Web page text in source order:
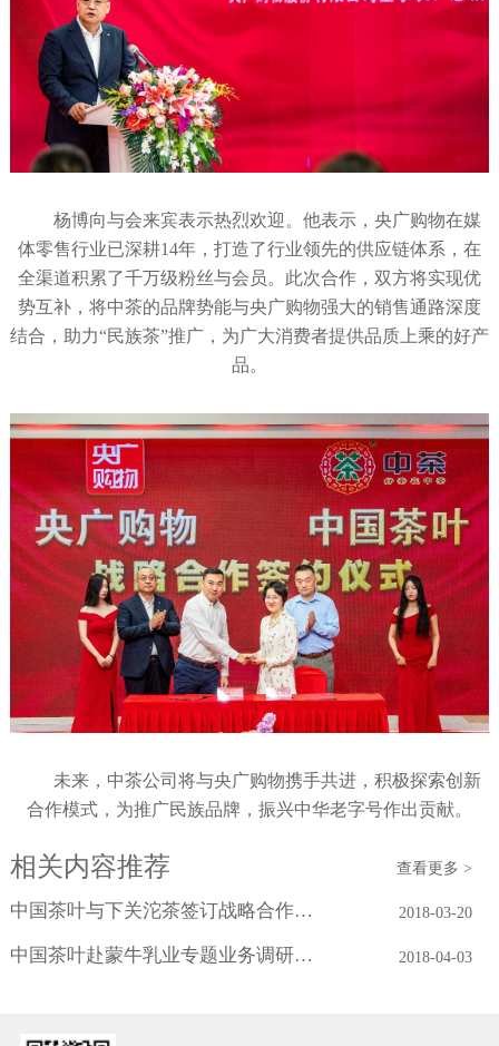
杨博向与会来宾表示热烈欢迎。他表示，央广购物在媒
体零售行业已深耕14年，打造了行业领先的供应链体系，在
全渠道积累了千万级粉丝与会员。此次合作，双方将实现优
势互补，将中茶的品牌势能与央广购物强大的销售通路深度
结合，助力“民族茶”推广，为广大消费者提供品质上乘的好产
品。
未来，中茶公司将与央广购物携手共进，积极探索创新
合作模式，为推广民族品牌，振兴中华老字号作出贡献。
相关内容推荐 查看更多 >
中国茶叶与下关沱茶签订战略合作协议 2018-03-20
中国茶叶赴蒙牛乳业专题业务调研学习 2018-04-03